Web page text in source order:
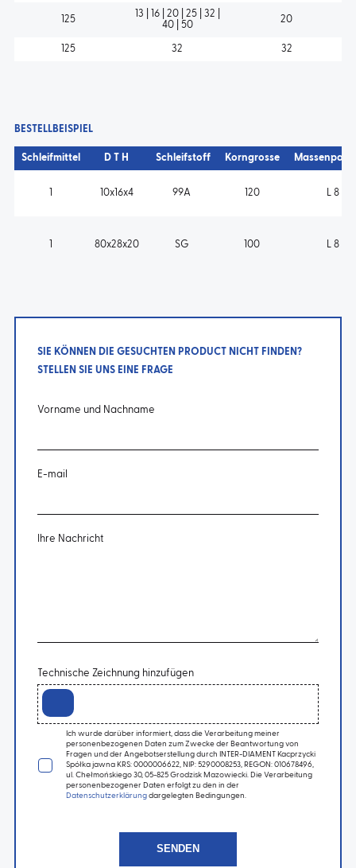
125
13 | 16 | 20 | 25 | 32 |
40 | 50
20
125 32 32
BESTELLBEISPIEL
Schleifmittel D T H Schleifstoff Korngrosse
10x16x4 99A 120 L 8 V
80x28x20 SG 100 L 8 V
SIE KÖNNEN DIE GESUCHTEN PRODUCT NICHT FINDEN?
STELLEN SIE UNS EINE FRAGE
Vorname und Nachname
E-mail
Ihre Nachricht
Technische Zeichnung hinzufügen
Ich wurde darüber informiert, dass die Verarbeitung meiner
personenbezogenen Daten zum Zwecke der Beantwortung von
Fragen und der Angebotserstellung durch INTER-DIAMENT Kacprzycki
Spółka jawna KRS: 0000006622, NIP: 5290008253, REGON: 010678496,
ul. Chełmońskiego 30, 05-825 Grodzisk Mazowiecki. Die Verarbeitung
personenbezogener Daten erfolgt zu den in der
Datenschutzerklärungdargelegten Bedingungen.